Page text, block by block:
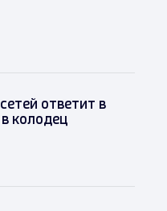
ответит в
колодец